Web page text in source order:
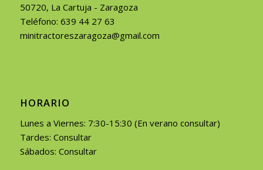
50720, La Cartuja - Zaragoza
Teléfono: 639 44 27 63
minitractoreszaragoza@gmail.com
HORARIO
Lunes a Viernes: 7:30-15:30 (En verano consultar)
Tardes: Consultar
Sábados: Consultar